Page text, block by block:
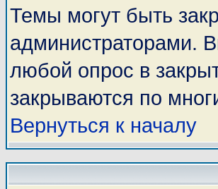
Темы могут быть
администраторами.
любой опрос в
закрываются по
Вернуться к началу